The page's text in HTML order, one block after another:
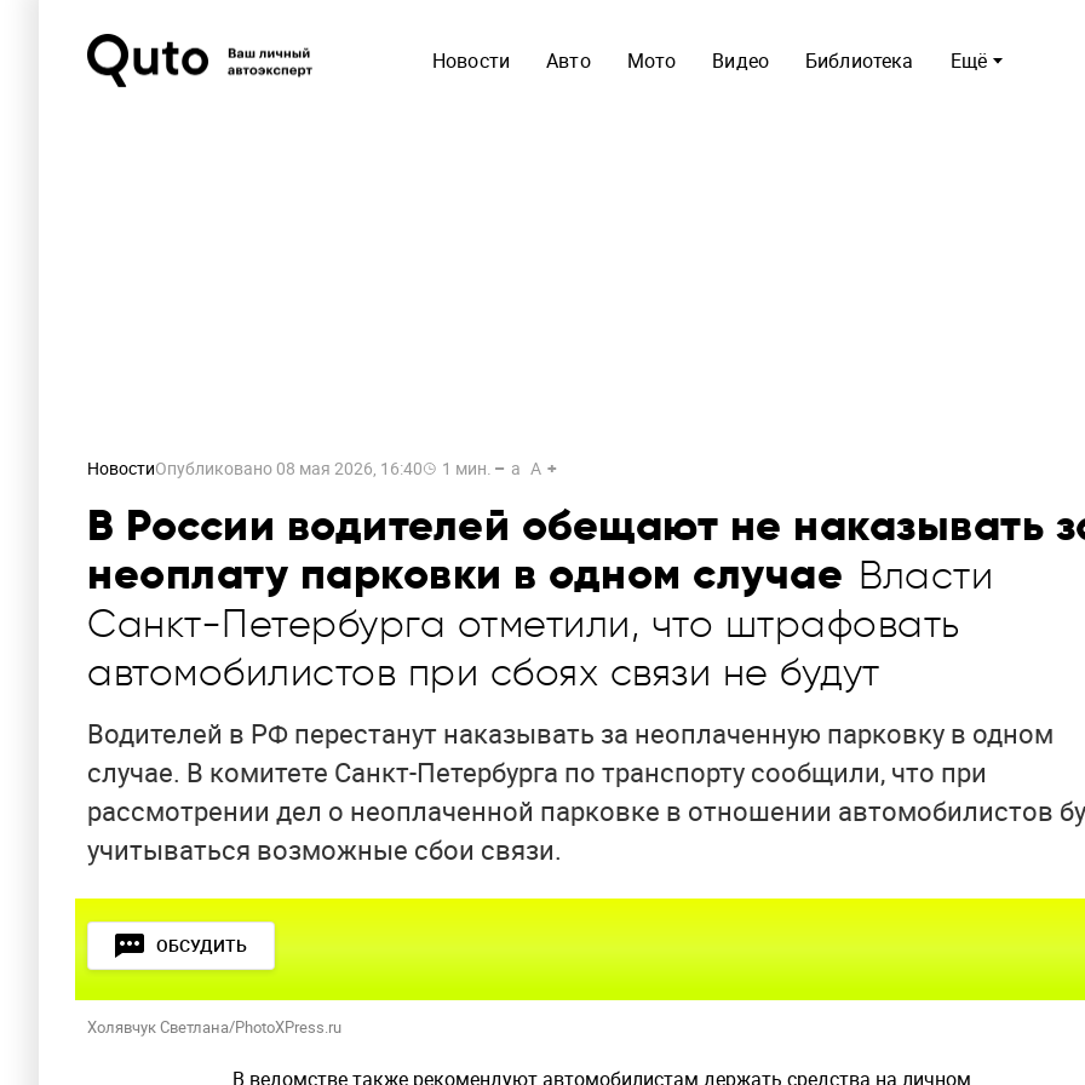
Ещё
Новости Авто Мото Видео Библиотека
НовостиОпубликовано 08 мая 2026, 16:40 1 мин. a A
В России водителей обещают не наказывать
неоплату парковки в одном случае Власти
Санкт-Петербурга отметили, что штрафовать
автомобилистов при сбоях связи не будут
Водителей в РФ перестанут наказывать за неоплаченную парковку в одном
случае. В комитете Санкт-Петербурга по транспорту сообщили, что при
рассмотрении дел о неоплаченной парковке в отношении автомобилистов
учитываться возможные сбои связи.
ОБСУДИТЬ
Холявчук Светлана/PhotoXPress.ru
В ведомстве также рекомендуют автомобилистам держать средства на личном